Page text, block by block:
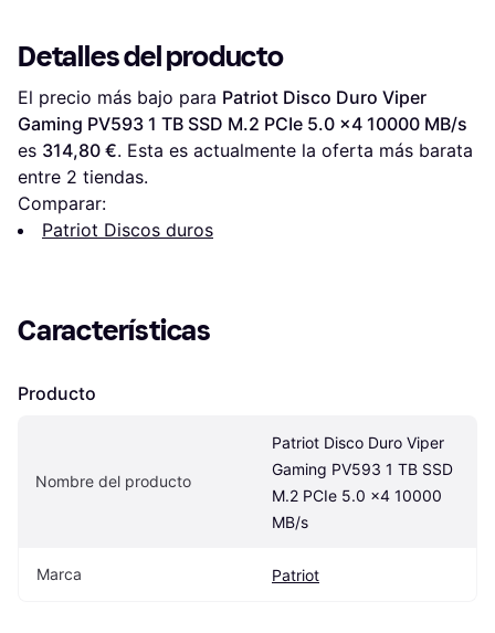
Detalles del producto
El precio más bajo para Patriot Disco Duro Viper
Gaming PV593 1 TB SSD M.2 PCIe 5.0 x4 10000 MB/s
es 314,80 €. Esta es actualmente la oferta más barata
entre 2 tiendas.
Comparar:
Patriot Discos duros
Características
Producto
Nombre del producto
Patriot Disco Duro Viper
Gaming PV593 1 TB SSD
M.2 PCIe 5.0 x4 10000
MB/s
Marca Patriot